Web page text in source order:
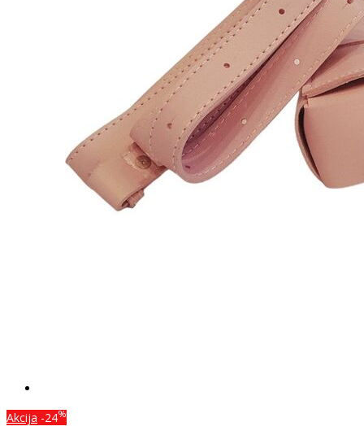
Akcija -24%